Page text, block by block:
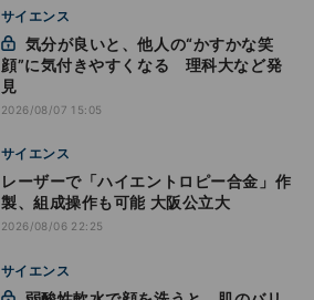
サイエンス
顔”に気付きやすくなる 理科大など発
見
2026/08/07 15:05
サイエンス
レーザーで「ハイエントロピー合金」作
製、組成操作も可能 大阪公立大
2026/08/06 22:25
サイエンス